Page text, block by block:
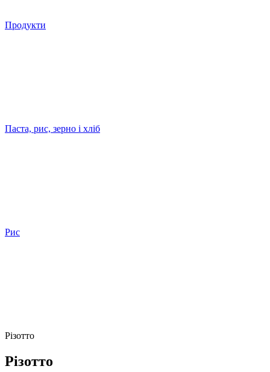
Продукти
Паста, рис, зерно і хліб
Рис
Різотто
Різотто